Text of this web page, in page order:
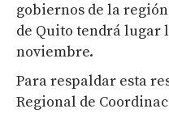
gobiernos de la
de Quito tendrá lugar
noviembre.
Para respaldar esta
Regional de